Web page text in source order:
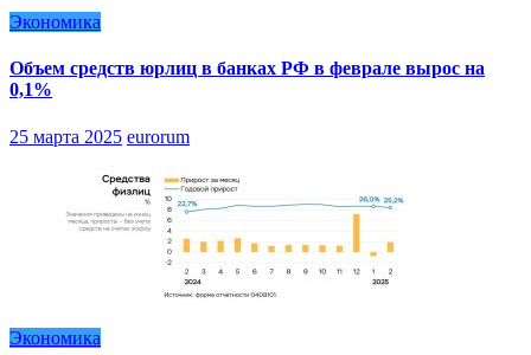
Экономика
Объем средств юрлиц в банках РФ в феврале вырос на
0,1%
25 марта 2025 eurorum
Экономика